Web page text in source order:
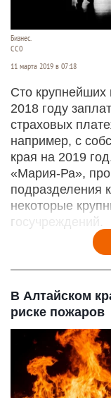
Бизнес.
СС0
11 марта 2019 в 07:18
Сто крупнейших
2018 году
страховых
например, с
края на 2019
«Мария-Ра»,
подразделения
некоторые
госучреждений.
В Алтайском
риске пожаров